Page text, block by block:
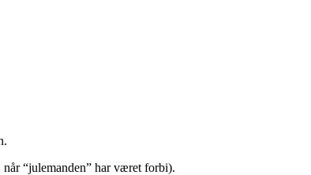
“julemanden” har været forbi).